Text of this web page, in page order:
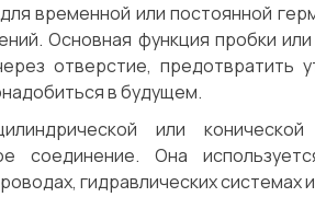
временной или постоянной
Основная функция пробки
отверстие, предотвратить
в будущем.
или конической
соединение. Она
гидравлических системах